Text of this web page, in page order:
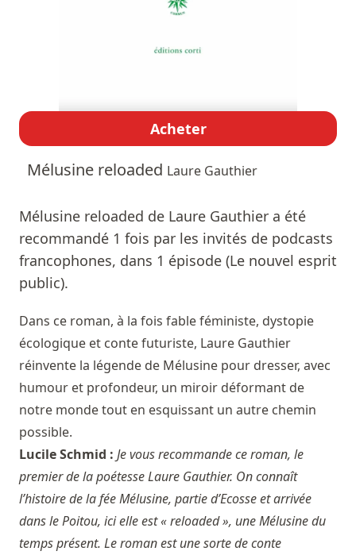
Acheter
Mélusine reloaded Laure Gauthier
Mélusine reloaded de Laure Gauthier a été
recommandé 1 fois par les invités de podcasts
francophones, dans 1 épisode (Le nouvel esprit
public).
Dans ce roman, à la fois fable féministe, dystopie
écologique et conte futuriste, Laure Gauthier
réinvente la légende de Mélusine pour dresser, avec
humour et profondeur, un miroir déformant de
notre monde tout en esquissant un autre chemin
possible.
Lucile Schmid : Je vous recommande ce roman, le
premier de la poétesse Laure Gauthier. On connaît
l’histoire de la fée Mélusine, partie d’Ecosse et arrivée
dans le Poitou, ici elle est « reloaded », une Mélusine du
temps présent. Le roman est une sorte de conte